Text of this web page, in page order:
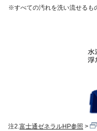
※すべての汚れを洗い流せるも
注2. 富士通ゼネラルHP参照